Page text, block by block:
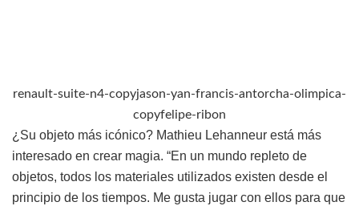
renault-suite-n4-copyjason-yan-francis-antorcha-olimpica-
copyfelipe-ribon
¿Su objeto más icónico? Mathieu Lehanneur está más
interesado en crear magia. “En un mundo repleto de
objetos, todos los materiales utilizados existen desde el
principio de los tiempos. Me gusta jugar con ellos para que